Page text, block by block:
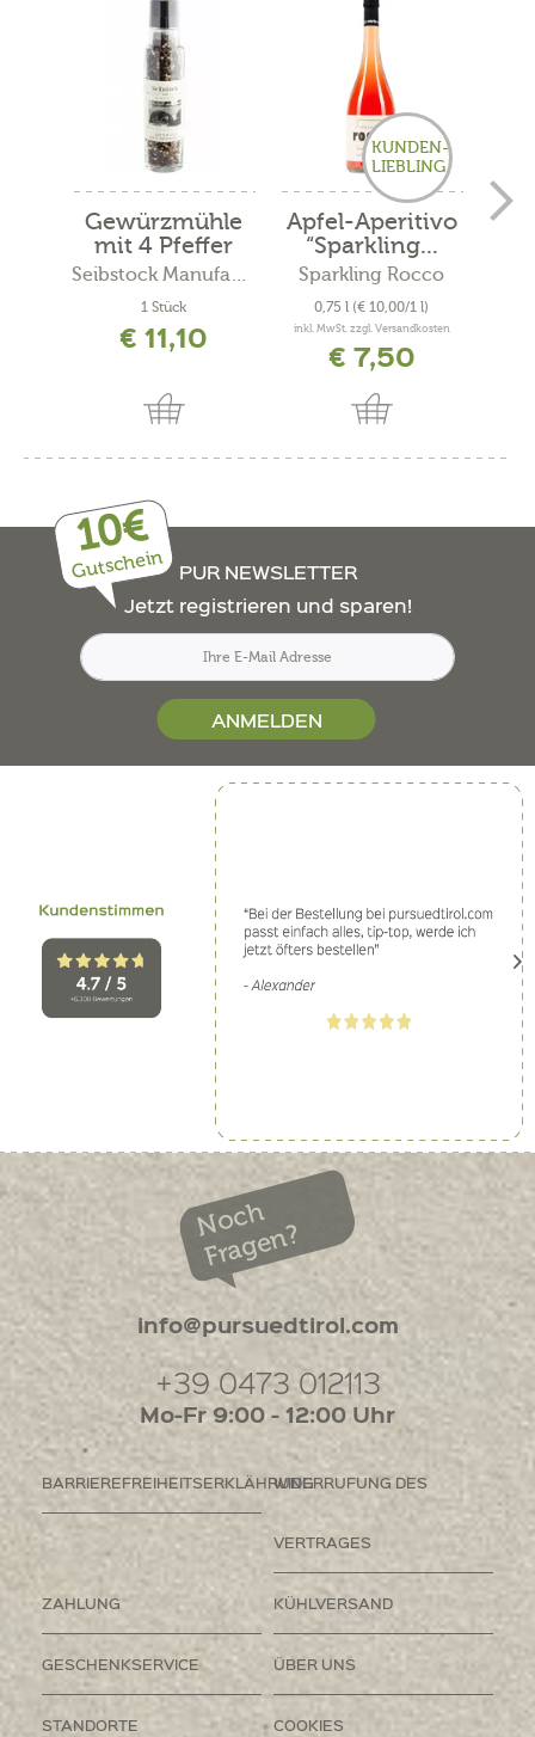
Gewürzmühle
mit 4 Pfeffer
Seibstock Manufaktur
1 Stück
€ 11,10
KUNDEN-
LIEBLING
Apfel-Aperitivo
“Sparkling...
Sparkling Rocco
0,75 l (€ 10,00/1 l)
inkl. MwSt. zzgl. Versandkosten
€ 7,50
10€
Gutschein
PUR NEWSLETTER
Jetzt registrieren und sparen!
ANMELDEN
Noch
Fragen?
info@pursuedtirol.com
+39 0473 012113
Mo-Fr 9:00 - 12:00 Uhr
BARRIEREFREIHEITSERKLÄHRUNGWIDERRUFUNG DES
VERTRAGES
ZAHLUNG KÜHLVERSAND
GESCHENKSERVICE ÜBER UNS
STANDORTE COOKIES